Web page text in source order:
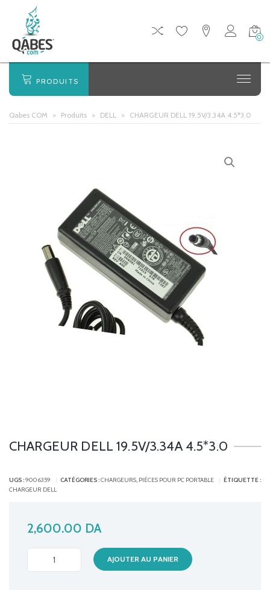
0
PRODUITS
Qabes COM > Produits > DELL > CHARGEUR DELL 19.5V/3.34A 4.5*3.0
CHARGEUR DELL 19.5V/3.34A 4.5*3.0
UGS :9006359 CATÉGORIES :CHARGEURS, PIÈCES POUR PC PORTABLE
ÉTIQUETTE :
CHARGEUR DELL
2,600.00 DA
CHARGEUR
DELL
AJOUTER AU PANIER